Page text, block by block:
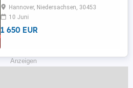
ehemals gefasst, später abgelaugt und
lasiert. Ohne Fehlstellen oder
Beschädigungen. Größe: 44 cm.
Hannover, Niedersachsen, 30453
10 Juni
1 650 EUR
Anzeigen